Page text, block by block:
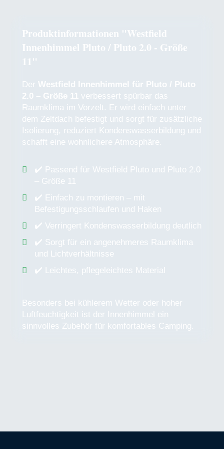
Produktinformationen "Westfield
Innenhimmel Pluto / Pluto 2.0 - Größe
11"
Der Westfield Innenhimmel für Pluto / Pluto
2.0 – Größe 11 verbessert spürbar das
Raumklima im Vorzelt. Er wird einfach unter
dem Zeltdach befestigt und sorgt für zusätzliche
Isolierung, reduziert Kondenswasserbildung und
schafft eine wohnlichere Atmosphäre.
✔️ Passend für Westfield Pluto und Pluto 2.0
– Größe 11
✔️ Einfach zu montieren – mit
Befestigungsschlaufen und Haken
✔️ Verringert Kondenswasserbildung deutlich
✔️ Sorgt für ein angenehmeres Raumklima
und Lichtverhältnisse
✔️ Leichtes, pflegeleichtes Material
Besonders bei kühlerem Wetter oder hoher
Luftfeuchtigkeit ist der Innenhimmel ein
sinnvolles Zubehör für komfortables Camping.